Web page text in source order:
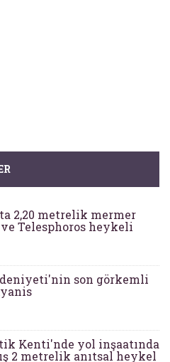
2,20 metrelik mermer
Telesphoros heykeli
son görkemli
Kenti'nde yol inşaatında
2 metrelik anıtsal heykel